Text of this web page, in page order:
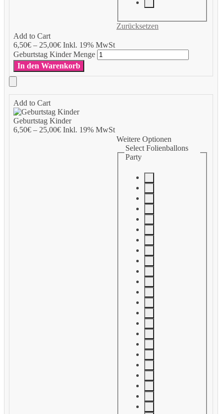
Add to Cart
6,50€– 25,00€Inkl. 19% MwSt
Zurücksetzen
Geburtstag Kinder Menge
In den Warenkorb
Add to Cart
Geburtstag Kinder
6,50€– 25,00€Inkl. 19% MwSt
Weitere Optionen
Select Folienballons
Party